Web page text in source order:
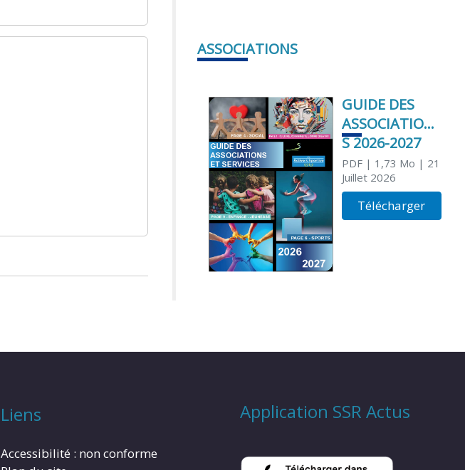
ASSOCIATIONS
GUIDE DES
ASSOCIATION
S 2026-2027
PDF| 1,73 Mo | 21
Juillet 2026
Télécharger
Liens
Accessibilité : non conforme
Application SSR Actus